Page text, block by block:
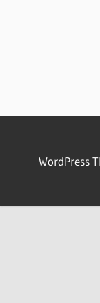
WordPress